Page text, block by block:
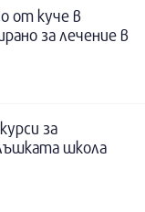
от куче в
за лечение в
за
школа